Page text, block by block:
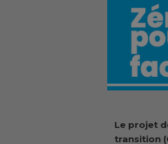
Le projet
transition